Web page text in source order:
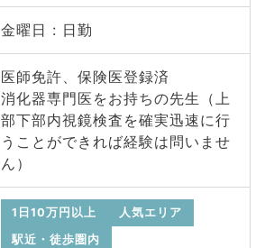
金曜日 : 日勤
医師免許、保険医登録済
消化器専門医をお持ちの先生（上
部下部内視鏡検査を確実迅速に行
うことができれば経験は問いませ
ん）
1日10万円以上
人気エリア
駅近・徒歩圏内